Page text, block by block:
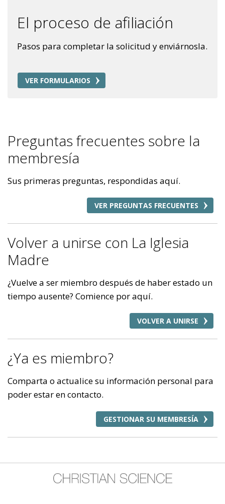
El proceso de afiliación
Pasos para completar la solicitud y enviárnosla.
VER FORMULARIOS
Preguntas frecuentes sobre la
membresía
Sus primeras preguntas, respondidas aquí.
VER PREGUNTAS FRECUENTES
Volver a unirse con La Iglesia
Madre
¿Vuelve a ser miembro después de haber estado un
tiempo ausente? Comience por aquí.
VOLVER A UNIRSE
¿Ya es miembro?
Comparta o actualice su información personal para
poder estar en contacto.
GESTIONAR SU MEMBRESÍA